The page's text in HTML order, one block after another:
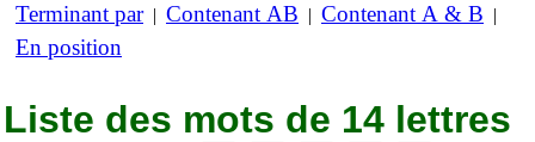
Terminant par| Contenant AB | Contenant A & B |
En position
Liste des mots de 14 lettres